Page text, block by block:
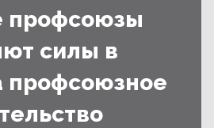
профсоюзы
силы в
профсоюзное